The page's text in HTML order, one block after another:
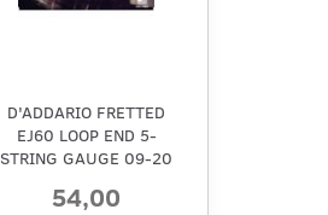
D'ADDARIO FRETTED
EJ60 LOOP END 5-
STRING GAUGE 09-20
54,00